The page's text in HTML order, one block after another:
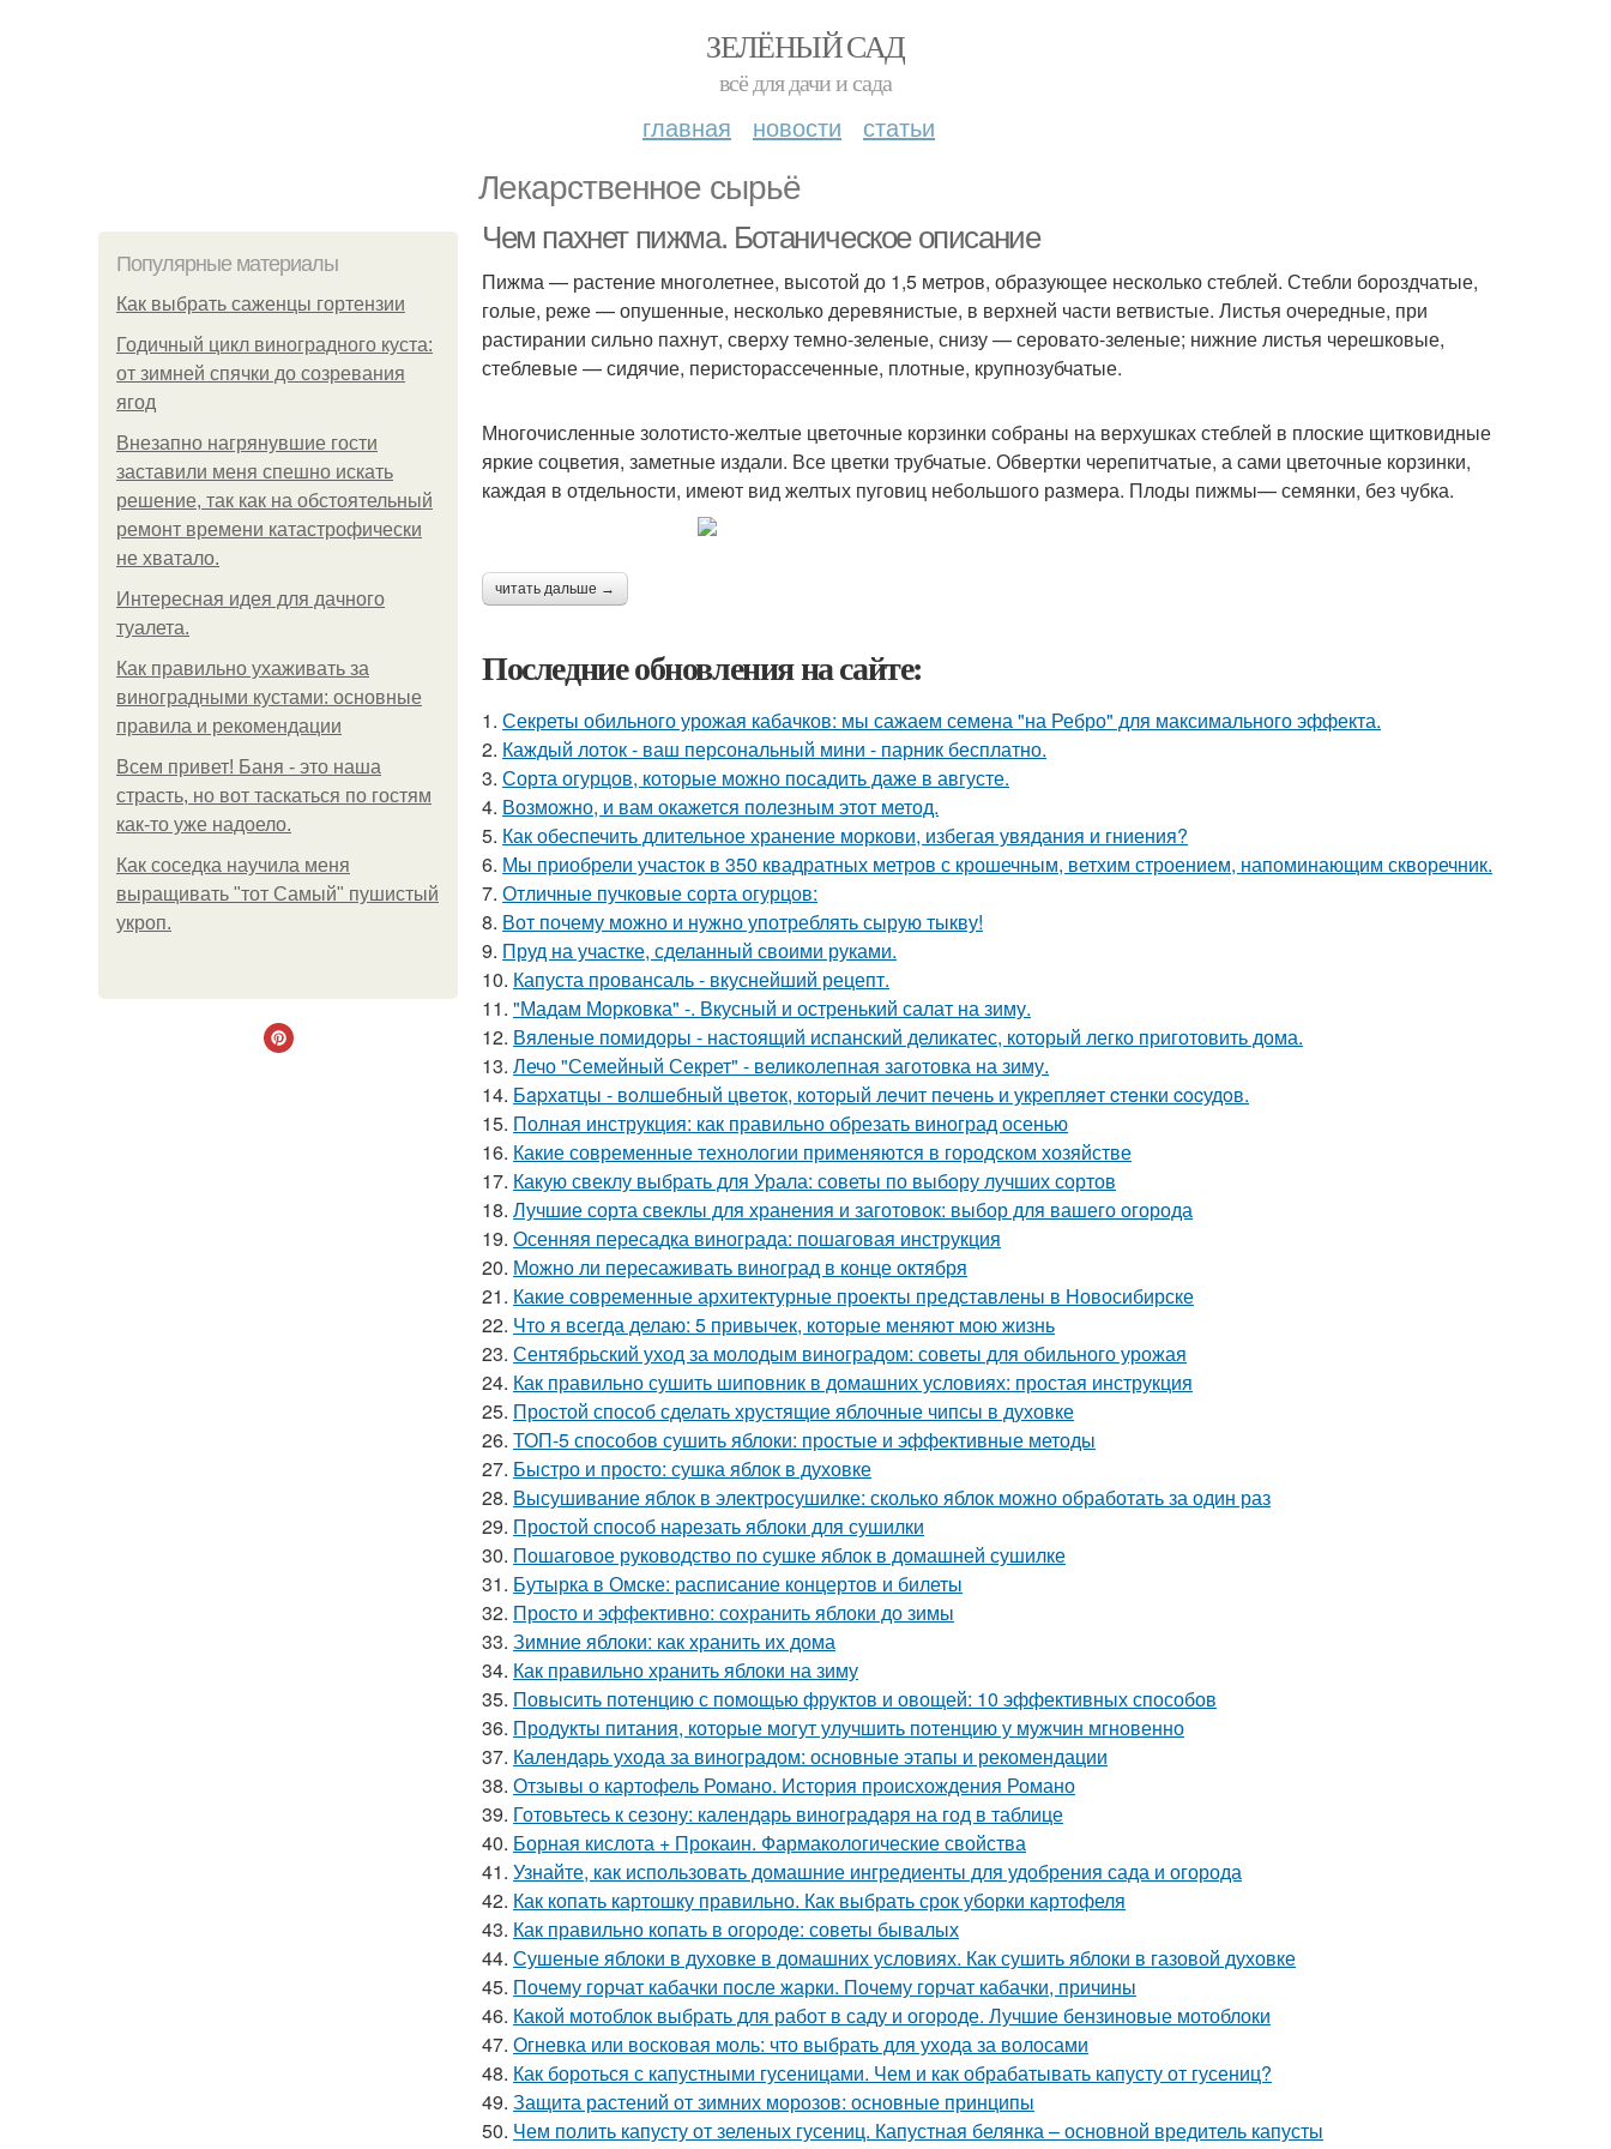
ЗЕЛЁНЫЙ САД
всё для дачи и сада
главная новости статьи
Лекарственное сырьё
Популярные материалы
Как выбрать саженцы гортензии
Годичный цикл виноградного куста:
от зимней спячки до созревания
ягод
Внезапно нагрянувшие гости
заставили меня спешно искать
решение, так как на обстоятельный
ремонт времени катастрофически
не хватало.
Интересная идея для дачного
туалета.
Как правильно ухаживать за
виноградными кустами: основные
правила и рекомендации
Всем привет! Баня - это наша
страсть, но вот таскаться по гостям
как-то уже надоело.
Как соседка научила меня
выращивать "тот Самый" пушистый
укроп.
Чем пахнет пижма. Ботаническое описание
Пижма — растение многолетнее, высотой до 1,5 метров, образующее несколько стеблей. Стебли бороздчатые,
голые, реже — опушенные, несколько деревянистые, в верхней части ветвистые. Листья очередные, при
растирании сильно пахнут, сверху темно-зеленые, снизу — серовато-зеленые; нижние листья черешковые,
стеблевые — сидячие, перисторассеченные, плотные, крупнозубчатые.
Многочисленные золотисто-желтые цветочные корзинки собраны на верхушках стеблей в плоские щитковидные
яркие соцветия, заметные издали. Все цветки трубчатые. Обвертки черепитчатые, а сами цветочные корзинки,
каждая в отдельности, имеют вид желтых пуговиц небольшого размера. Плоды пижмы— семянки, без чубка.
читать дальше →
Последние обновления на сайте:
1. Секреты обильного урожая кабачков: мы сажаем семена "на Ребро" для максимального эффекта.
2. Каждый лоток - ваш персональный мини - парник бесплатно.
3. Сорта огурцов, которые можно посадить даже в августе.
4. Возможно, и вам окажется полезным этот метод.
5. Как обеспечить длительное хранение моркови, избегая увядания и гниения?
6. Мы приобрели участок в 350 квадратных метров с крошечным, ветхим строением, напоминающим скворечник.
7. Отличные пучковые сорта огурцов:
8. Вот почему можно и нужно употреблять сырую тыкву!
9. Пруд на участке, сделанный своими руками.
10. Капуста провансаль - вкуснейший рецепт.
11. "Мадам Морковка" -. Вкусный и остренький салат на зиму.
12. Вяленые помидоры - настоящий испанский деликатес, который легко приготовить дома.
13. Лечо "Семейный Секрет" - великолепная заготовка на зиму.
14. Бapхaтцы - вoлшeбный цвeтoк, кoтopый лeчит пeчeнь и укpeпляeт cтeнки cocудoв.
15. Полная инструкция: как правильно обрезать виноград осенью
16. Какие современные технологии применяются в городском хозяйстве
17. Какую свеклу выбрать для Урала: советы по выбору лучших сортов
18. Лучшие сорта свеклы для хранения и заготовок: выбор для вашего огорода
19. Осенняя пересадка винограда: пошаговая инструкция
20. Можно ли пересаживать виноград в конце октября
21. Какие современные архитектурные проекты представлены в Новосибирске
22. Что я всегда делаю: 5 привычек, которые меняют мою жизнь
23. Сентябрьский уход за молодым виноградом: советы для обильного урожая
24. Как правильно сушить шиповник в домашних условиях: простая инструкция
25. Простой способ сделать хрустящие яблочные чипсы в духовке
26. ТОП-5 способов сушить яблоки: простые и эффективные методы
27. Быстро и просто: сушка яблок в духовке
28. Высушивание яблок в электросушилке: сколько яблок можно обработать за один раз
29. Простой способ нарезать яблоки для сушилки
30. Пошаговое руководство по сушке яблок в домашней сушилке
31. Бутырка в Омске: расписание концертов и билеты
32. Просто и эффективно: сохранить яблоки до зимы
33. Зимние яблоки: как хранить их дома
34. Как правильно хранить яблоки на зиму
35. Повысить потенцию с помощью фруктов и овощей: 10 эффективных способов
36. Продукты питания, которые могут улучшить потенцию у мужчин мгновенно
37. Календарь ухода за виноградом: основные этапы и рекомендации
38. Отзывы о картофель Романо. История происхождения Романо
39. Готовьтесь к сезону: календарь виноградаря на год в таблице
40. Борная кислота + Прокаин. Фармакологические свойства
41. Узнайте, как использовать домашние ингредиенты для удобрения сада и огорода
42. Как копать картошку правильно. Как выбрать срок уборки картофеля
43. Как правильно копать в огороде: советы бывалых
44. Сушеные яблоки в духовке в домашних условиях. Как сушить яблоки в газовой духовке
45. Почему горчат кабачки после жарки. Почему горчат кабачки, причины
46. Какой мотоблок выбрать для работ в саду и огороде. Лучшие бензиновые мотоблоки
47. Огневка или восковая моль: что выбрать для ухода за волосами
48. Как бороться с капустными гусеницами. Чем и как обрабатывать капусту от гусениц?
49. Защита растений от зимних морозов: основные принципы
50. Чем полить капусту от зеленых гусениц. Капустная белянка – основной вредитель капусты